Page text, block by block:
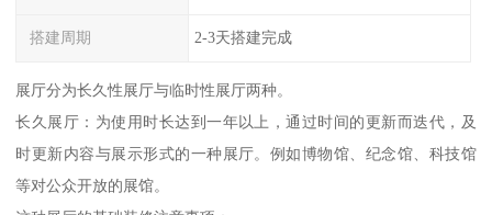
搭建周期 2-3天搭建完成
展厅分为长久性展厅与临时性展厅两种。
长久展厅：为使用时长达到一年以上，通过时间的更新而迭代，及
时更新内容与展示形式的一种展厅。例如博物馆、纪念馆、科技馆
等对公众开放的展馆。